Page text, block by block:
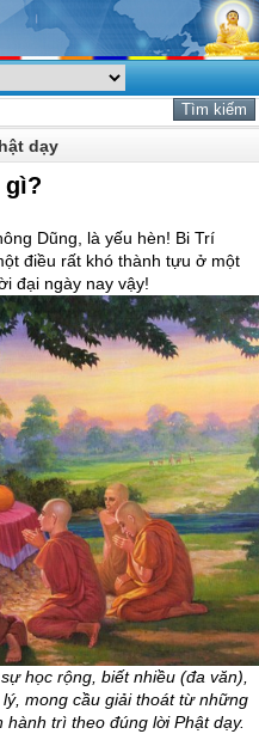
dạy
gì?
Dũng, là yếu hèn! Bi Trí
điều rất khó thành tựu ở một
đại ngày nay vậy!
học rộng, biết nhiều (đa văn),
mong cầu giải thoát từ những
trì theo đúng lời Phật dạy.